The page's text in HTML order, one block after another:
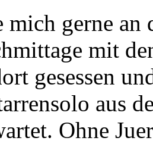
mich gerne an
mit
gesessen
aus
Ohne